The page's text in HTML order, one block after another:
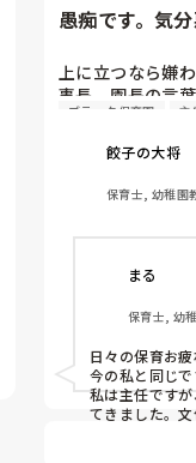
愚痴です。気
上に立つなら嫌
事長、園長の言葉
そんな言葉を使
る舞い、主任や
主任も副主任も
だけなのに、、
上からも下から
家族経営なので
人間関係に疲れ
ブラック保育園 主
餃子の大将
保育士, 幼稚園
まる
保育士, 幼
日々の保育お
今の私と同じ
私は主任です
てきました。
口ばっかり、
それも3月ま